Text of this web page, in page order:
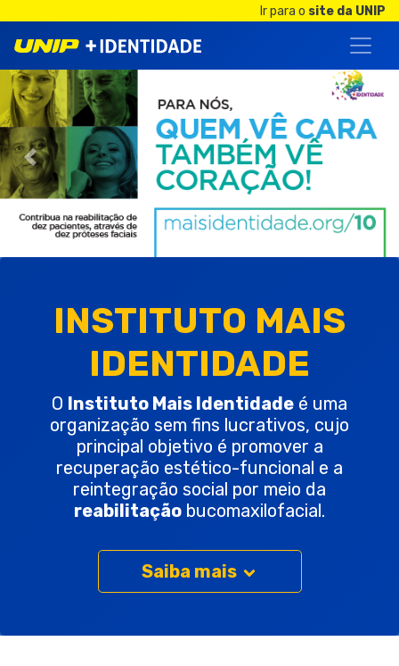
Ir para o site da UNIP
Anterior
INSTITUTO MAIS
IDENTIDADE
O Instituto Mais Identidade é uma
organização sem fins lucrativos, cujo
principal objetivo é promover a
recuperação estético-funcional e a
reintegração social por meio da
reabilitação bucomaxilofacial.
Saiba mais